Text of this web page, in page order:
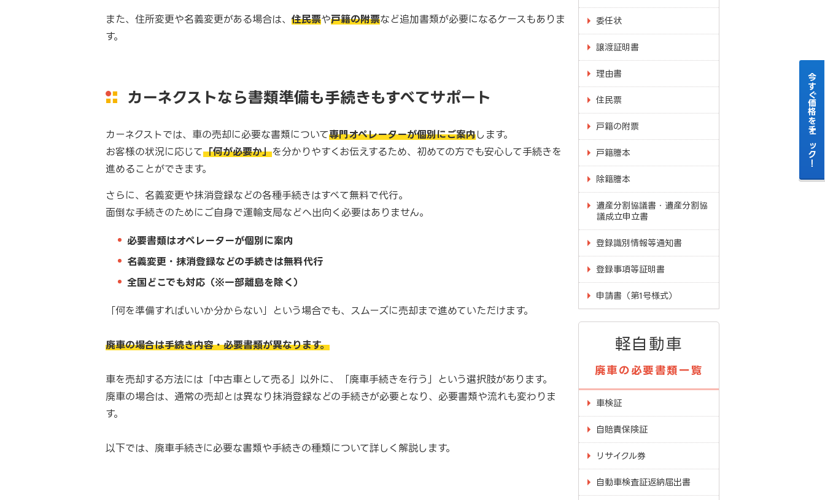
また、住所変更や名義変更がある場合は、 住民票や戸籍の附票など追加書類が必要になるケースもありま
す。
カーネクストなら書類準備も手続きもすべてサポート
カーネクストでは、車の売却に必要な書類について専門オペレーターが個別にご案内します。
お客様の状況に応じて「何が必要か」を分かりやすくお伝えするため、初めての方でも安心して手続きを
進めることができます。
さらに、名義変更や抹消登録などの各種手続きはすべて無料で代行。
面倒な手続きのためにご自身で運輸支局などへ出向く必要はありません。
必要書類はオペレーターが個別に案内
名義変更・抹消登録などの手続きは無料代行
全国どこでも対応（※一部離島を除く）
「何を準備すればいいか分からない」という場合でも、スムーズに売却まで進めていただけます。
廃車の場合は手続き内容・必要書類が異なります。
車を売却する方法には「中古車として売る」以外に、「廃車手続きを行う」という選択肢があります。
廃車の場合は、通常の売却とは異なり抹消登録などの手続きが必要となり、必要書類や流れも変わりま
す。
以下では、廃車手続きに必要な書類や手続きの種類について詳しく解説します。
委任状
譲渡証明書
理由書
住民票
戸籍の附票
戸籍謄本
除籍謄本
遺産分割協議書・遺産分割協
議成立申立書
登録識別情報等通知書
登録事項等証明書
申請書（第1号様式）
軽自動車
廃車の必要書類一覧
車検証
自賠責保険証
リサイクル券
自動車検査証返納届出書
今すぐ価格をチェック！